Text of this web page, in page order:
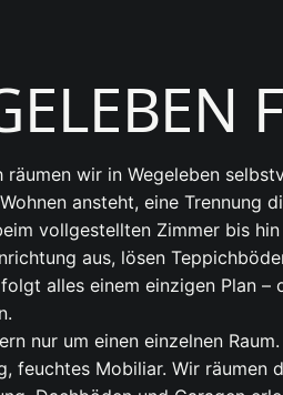
wir in Wegeleben
ansteht, eine
vollgestellten Zimmer bis
aus, lösen
alles einem einzigen Plan
nur um einen einzelnen Raum.
feuchtes Mobiliar. Wir